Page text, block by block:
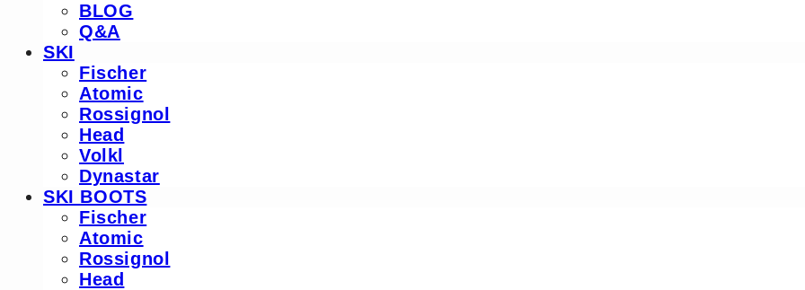
BLOG
Q&A
SKI
Fischer
Atomic
Rossignol
Head
Volkl
Dynastar
SKI BOOTS
Fischer
Atomic
Rossignol
Head